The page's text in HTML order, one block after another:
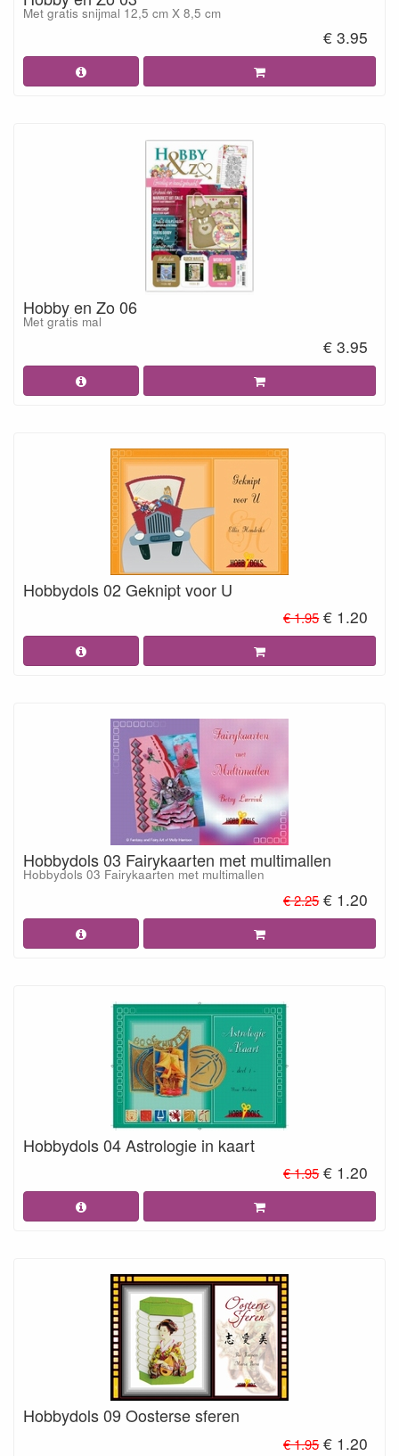
Met gratis snijmal 12,5 cm X 8,5 cm
€ 3.95
Hobby en Zo 06
Met gratis mal
€ 3.95
Hobbydols 02 Geknipt voor U
€ 1.95 € 1.20
Hobbydols 03 Fairykaarten met multimallen
Hobbydols 03 Fairykaarten met multimallen
€ 2.25 € 1.20
Hobbydols 04 Astrologie in kaart
€ 1.95 € 1.20
Hobbydols 09 Oosterse sferen
€ 1.95 € 1.20